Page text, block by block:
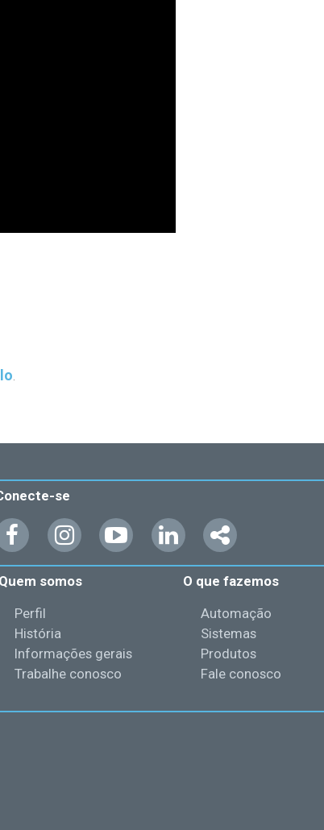
se
Quem somos
Perfil
História
Informações gerais
Trabalhe conosco
O que fazemos
Automação
Sistemas
Produtos
Fale conosco